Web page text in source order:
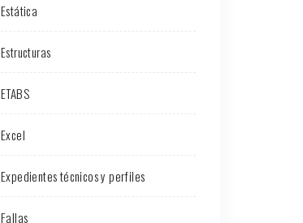
Estática
Estructuras
ETABS
Excel
Expedientes técnicos y perfiles
Fallas